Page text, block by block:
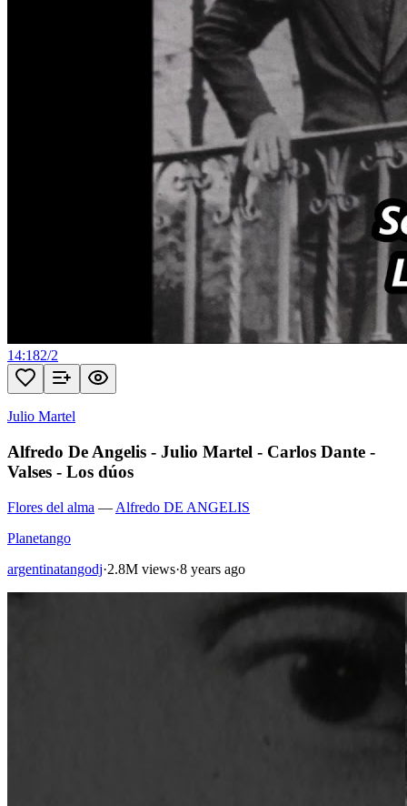
14:182/2
Julio Martel
Alfredo De Angelis - Julio Martel - Carlos Dante -
Valses - Los dúos
Flores del alma — Alfredo DE ANGELIS
Planetango
argentinatangodj·2.8M views·8 years ago